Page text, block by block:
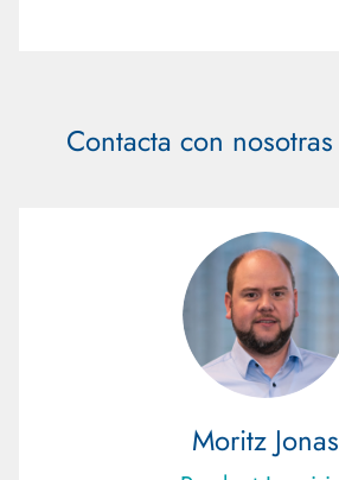
Contacta con nosotras
Moritz Jonas